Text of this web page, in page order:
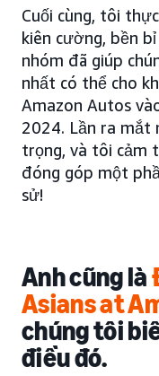
Cuối cùng, tôi
kiên cường, bền
nhóm đã giúp
nhất có thể cho
Amazon Autos
2024. Lần ra mắt
trọng, và tôi cảm
đóng góp một
sử!
Anh cũng là
Asians at
chúng tôi
điều đó.